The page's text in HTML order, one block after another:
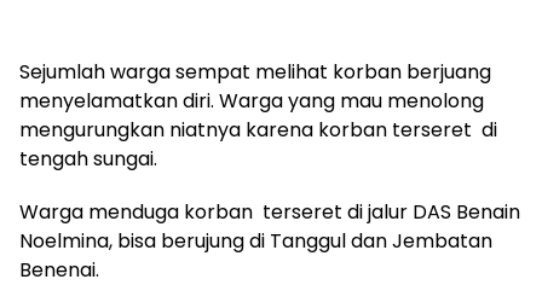
Sejumlah warga sempat melihat korban berjuang
menyelamatkan diri. Warga yang mau menolong
mengurungkan niatnya karena korban terseret di
tengah sungai.
Warga menduga korban terseret di jalur DAS Benain
Noelmina, bisa berujung di Tanggul dan Jembatan
Benenai.